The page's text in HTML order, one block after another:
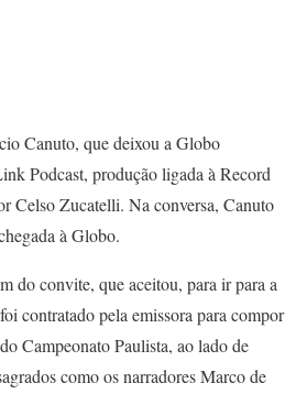
Canuto, que deixou a Globo
Podcast, produção ligada à Record
Celso Zucatelli. Na conversa, Canuto
à Globo.
do convite, que aceitou, para ir para a
contratado pela emissora para compor
Campeonato Paulista, ao lado de
como os narradores Marco de